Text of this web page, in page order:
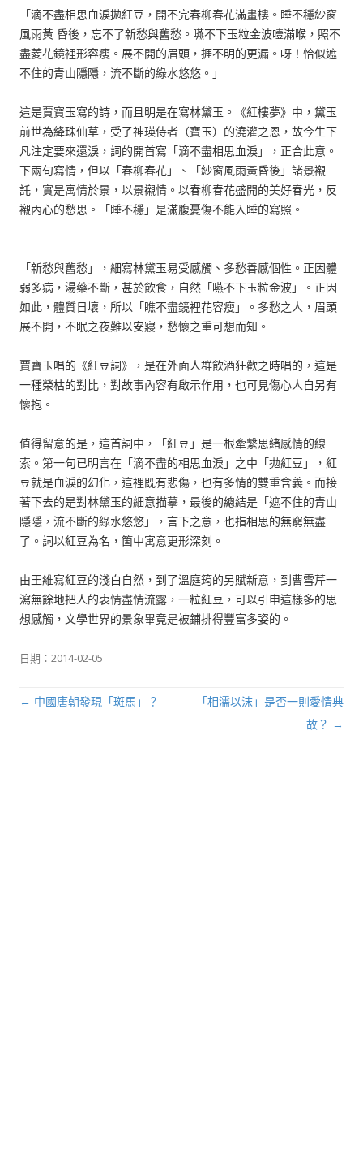
「滴不盡相思血淚拋紅豆，開不完春柳春花滿畫樓。睡不穩紗窗
風雨黃 昏後，忘不了新愁與舊愁。嚥不下玉粒金波噎滿喉，照不
盡菱花鏡裡形容瘦。展不開的眉頭，捱不明的更漏。呀！恰似遮
不住的青山隱隱，流不斷的綠水悠悠。」
這是賈寶玉寫的詩，而且明是在寫林黛玉。《紅樓夢》中，黛玉
前世為絳珠仙草，受了神瑛侍者（寶玉）的澆灌之恩，故今生下
凡注定要來還淚，詞的開首寫「滴不盡相思血淚」，正合此意。
下兩句寫情，但以「春柳春花」、「紗窗風雨黃昏後」諸景襯
託，實是寓情於景，以景襯情。以春柳春花盛開的美好春光，反
襯內心的愁思。「睡不穩」是滿腹憂傷不能入睡的寫照。
「新愁與舊愁」，細寫林黛玉易受感觸、多愁善感個性。正因體
弱多病，湯藥不斷，甚於飲食，自然「嚥不下玉粒金波」。正因
如此，體質日壞，所以「瞧不盡鏡裡花容瘦」。多愁之人，眉頭
展不開，不眠之夜難以安寢，愁懷之重可想而知。
賈寶玉唱的《紅豆詞》，是在外面人群飲酒狂歡之時唱的，這是
一種榮枯的對比，對故事內容有啟示作用，也可見傷心人自另有
懷抱。
值得留意的是，這首詞中，「紅豆」是一根牽繫思緒感情的線
索。第一句已明言在「滴不盡的相思血淚」之中「拋紅豆」，紅
豆就是血淚的幻化，這裡既有悲傷，也有多情的雙重含義。而接
著下去的是對林黛玉的細意描摹，最後的總結是「遮不住的青山
隱隱，流不斷的綠水悠悠」，言下之意，也指相思的無窮無盡
了。詞以紅豆為名，箇中寓意更形深刻。
由王維寫紅豆的淺白自然，到了溫庭筠的另賦新意，到曹雪芹一
瀉無餘地把人的衷情盡情流露，一粒紅豆，可以引申這樣多的思
想感觸，文學世界的景象畢竟是被鋪排得豐富多姿的。
日期： 2014-02-05
文章導航列
← 中國唐朝發現「斑馬」？
「相濡以沫」是否一則愛情典
故？ →